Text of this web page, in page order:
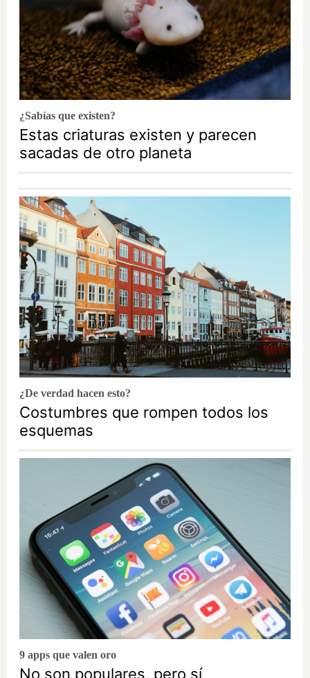
¿Sabías que existen?
Estas criaturas existen y parecen
sacadas de otro planeta
¿De verdad hacen esto?
Costumbres que rompen todos los
esquemas
9 apps que valen oro
No son populares, pero sí